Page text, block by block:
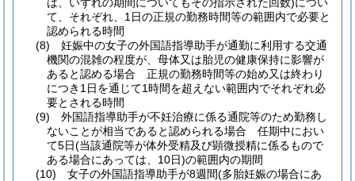
て、それぞれ、1日の正規の勤務時間等の範囲内で必要と
認められる時間
(8)
妊娠中の女子の外国語指導助手が通勤に利用する交通
機関の混雑の程度が、母体又は胎児の健康保持に影響が
あると認める場合 正規の勤務時間等の始め又は終わり
につき1日を通じて1時間を超えない範囲内でそれぞれ必
要とされる時間
(9)
外国語指導助手が不妊治療に係る通院等のため勤務し
ないことが相当であると認められる場合 任期中におい
て5日(当該通院等が体外受精及び顕微授精に係るもので
ある場合にあっては、10日)の範囲内の期間
(10)
女子の外国語指導助手が8週間(多胎妊娠の場合にあ